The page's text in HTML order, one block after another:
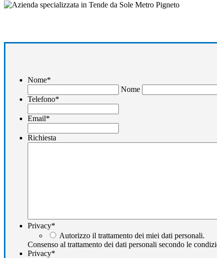
Nome*
Nome
Telefono*
Email*
Richiesta
Privacy*
Autorizzo il trattamento dei miei dati personali.
Consenso al trattamento dei dati personali secondo le
Privacy*